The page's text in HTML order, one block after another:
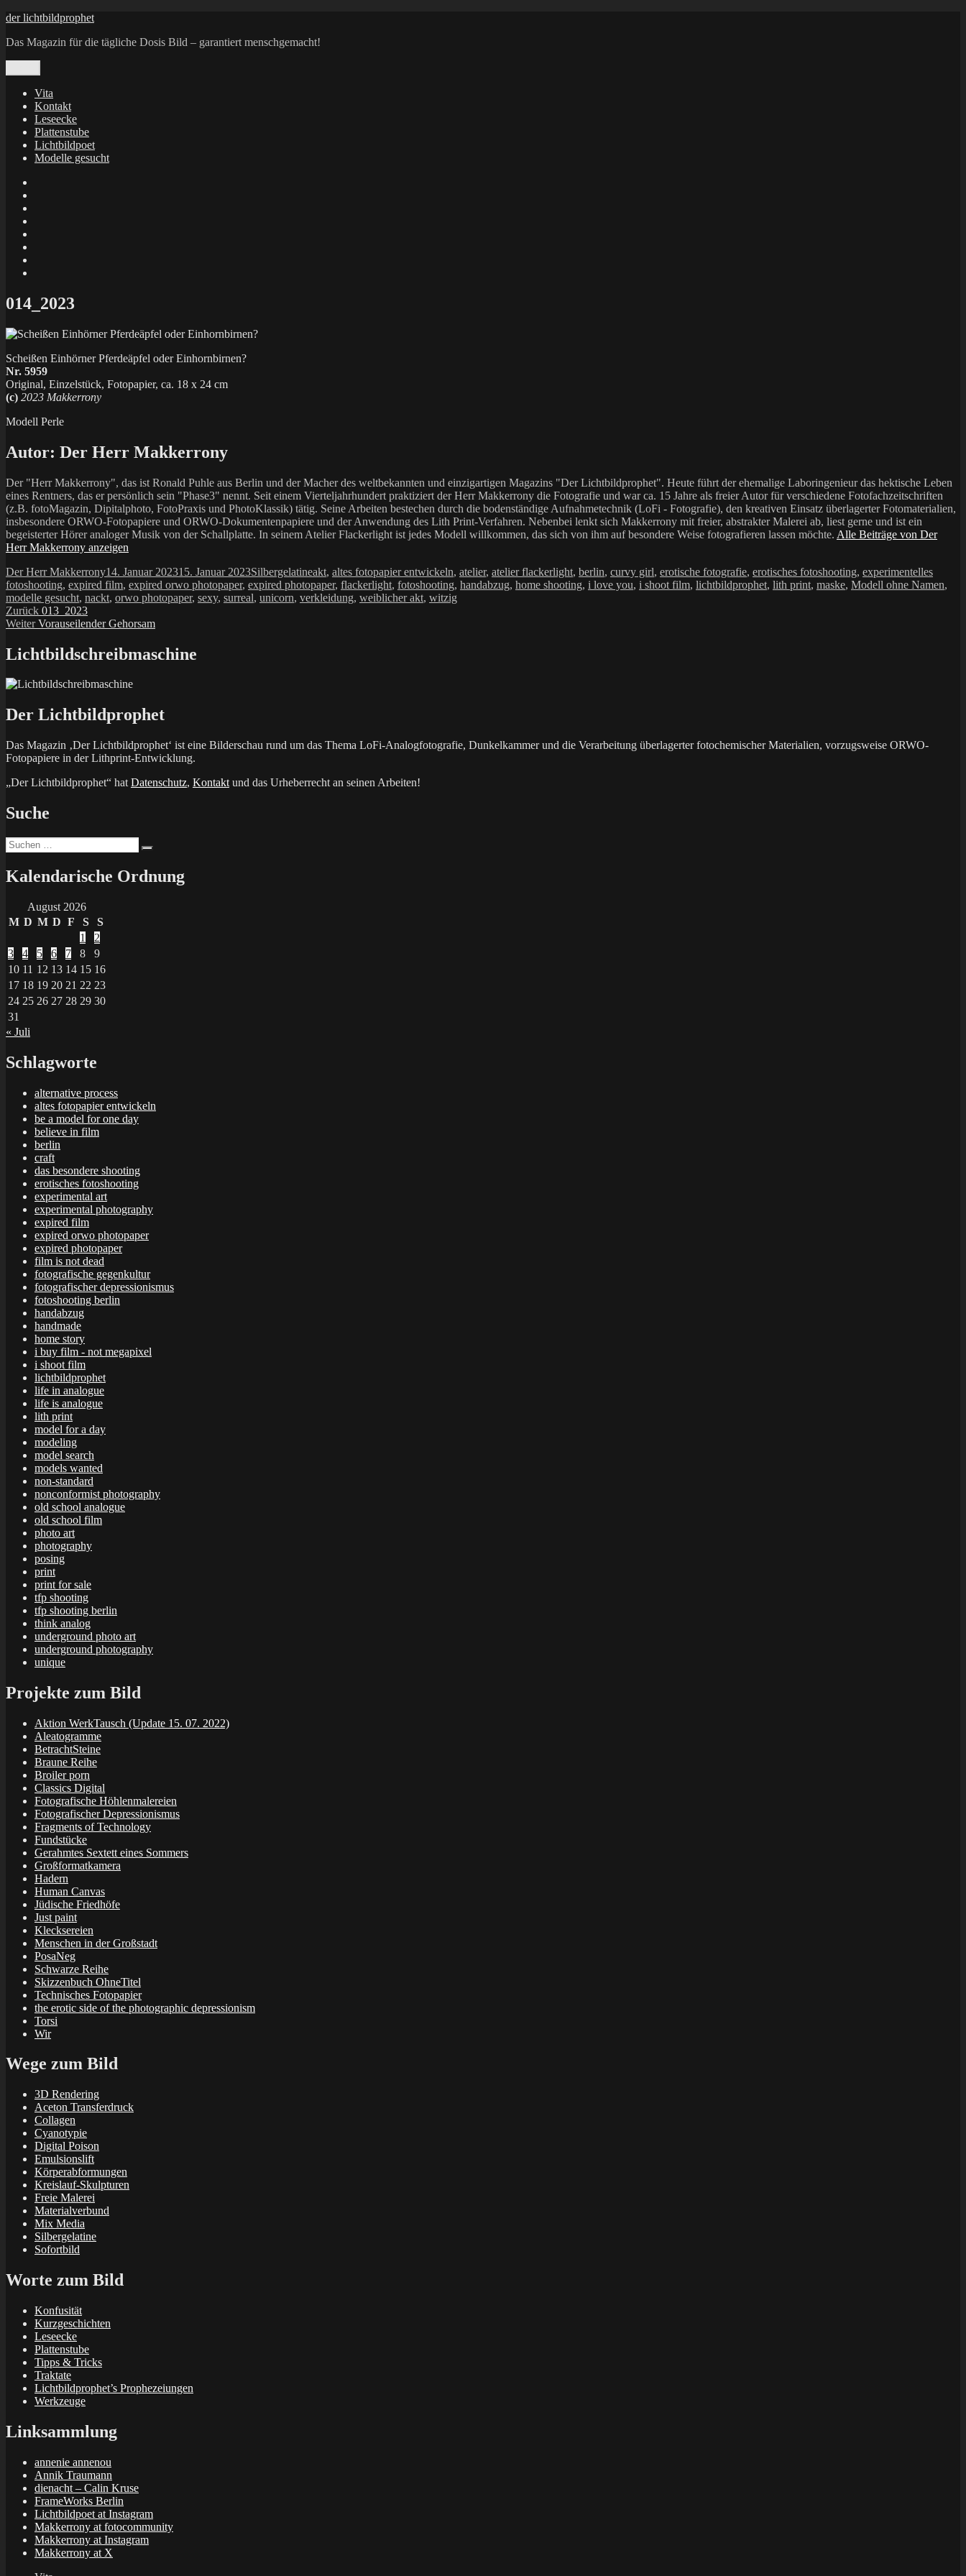
Zum
springen
der lichtbildprophet
Das Magazin für die tägliche Dosis Bild – garantiert menschgemacht!
Vita
Kontakt
Leseecke
Plattenstube
Lichtbildpoet
Modelle gesucht
X
014_2023
Scheißen Einhörner Pferdeäpfel oder Einhornbirnen?
Nr. 5959
Original, Einzelstück, Fotopapier, ca. 18 x 24 cm
(c) 2023 Makkerrony
Modell Perle
Autor: Der Herr Makkerrony
Der "Herr Makkerrony", das ist Ronald Puhle aus Berlin und der Macher des weltbekannten und einzigartigen Magazins "Der Lichtbildprophet". Heute führt der ehemalige Laboringenieur das hektische Leben
eines Rentners, das er persönlich sein "Phase3" nennt. Seit einem Vierteljahrhundert praktiziert der Herr Makkerrony die Fotografie und war ca. 15 Jahre als freier Autor für verschiedene Fotofachzeitschriften
(z.B. fotoMagazin, Dipitalphoto, FotoPraxis und PhotoKlassik) tätig. Seine Arbeiten bestechen durch die bodenständige Aufnahmetechnik (LoFi - Fotografie), den kreativen Einsatz überlagerter Fotomaterialien,
insbesondere ORWO-Fotopapiere und ORWO-Dokumentenpapiere und der Anwendung des Lith Print-Verfahren. Nebenbei lenkt sich Makkerrony mit freier, abstrakter Malerei ab, liest gerne und ist ein
begeisterter Hörer analoger Musik von der Schallplatte. In seinem Atelier Flackerlight ist jedes Modell willkommen, das sich von ihm auf besondere Weise fotografieren lassen möchte. Alle Beiträge von Der
Herr Makkerrony anzeigen
Autor
Der Herr MakkerronyVeröffentlicht
am
14. Januar 202315. Januar 2023Kategorien
SilbergelatineSchlagwörter
akt, altes fotopapier entwickeln, atelier, atelier flackerlight, berlin, curvy girl, erotische fotografie, erotisches fotoshooting, experimentelles
fotoshooting, expired film, expired orwo photopaper, expired photopaper, flackerlight, fotoshooting, handabzug, home shooting, i love you, i shoot film, lichtbildprophet, lith print, maske, Modell ohne Namen,
modelle gesucht, nackt, orwo photopaper, sexy, surreal, unicorn, verkleidung, weiblicher akt, witzig
Beitragsnavigation
Zurück Vorheriger
Beitrag:
013_2023
Weiter Nächster
Vorauseilender Gehorsam
Lichtbildschreibmaschine
Der Lichtbildprophet
Das Magazin ‚Der Lichtbildprophet‘ ist eine Bilderschau rund um das Thema LoFi-Analogfotografie, Dunkelkammer und die Verarbeitung überlagerter fotochemischer Materialien, vorzugsweise ORWO-
Fotopapiere in der Lithprint-Entwicklung.
„Der Lichtbildprophet“ hat Datenschutz, Kontakt und das Urheberrecht an seinen Arbeiten!
Suche
Suchen
nach:
Kalendarische Ordnung
August 2026
M D M D F S
S
1
2
3
4 5 6 7 8
9
10 11 12 13 14 15 16
17 18 19 20 21 22 23
24 25 26 27 28 29 30
31
« Juli
Schlagworte
alternative process
altes fotopapier entwickeln
be a model for one day
believe in film
berlin
craft
das besondere shooting
erotisches fotoshooting
experimental art
experimental photography
expired film
expired orwo photopaper
expired photopaper
film is not dead
fotografische gegenkultur
fotografischer depressionismus
fotoshooting berlin
handabzug
handmade
home story
i buy film - not megapixel
i shoot film
lichtbildprophet
life in analogue
life is analogue
lith print
model for a day
modeling
model search
models wanted
non-standard
nonconformist photography
old school analogue
old school film
photo art
photography
posing
print
print for sale
tfp shooting
tfp shooting berlin
think analog
underground photo art
underground photography
unique
Projekte zum Bild
Aktion WerkTausch (Update 15. 07. 2022)
Aleatogramme
BetrachtSteine
Braune Reihe
Broiler porn
Classics Digital
Fotografische Höhlenmalereien
Fotografischer Depressionismus
Fragments of Technology
Fundstücke
Gerahmtes Sextett eines Sommers
Großformatkamera
Hadern
Human Canvas
Jüdische Friedhöfe
Just paint
Klecksereien
Menschen in der Großstadt
PosaNeg
Schwarze Reihe
Skizzenbuch OhneTitel
Technisches Fotopapier
the erotic side of the photographic depressionism
Torsi
Wir
Wege zum Bild
3D Rendering
Aceton Transferdruck
Collagen
Cyanotypie
Digital Poison
Emulsionslift
Körperabformungen
Kreislauf-Skulpturen
Freie Malerei
Materialverbund
Mix Media
Silbergelatine
Sofortbild
Worte zum Bild
Konfusität
Kurzgeschichten
Leseecke
Plattenstube
Tipps & Tricks
Traktate
Lichtbildprophet’s Prophezeiungen
Werkzeuge
Linksammlung
annenie annenou
Annik Traumann
dienacht – Calin Kruse
FrameWorks Berlin
Lichtbildpoet at Instagram
Makkerrony at fotocommunity
Makkerrony at Instagram
Makkerrony at X